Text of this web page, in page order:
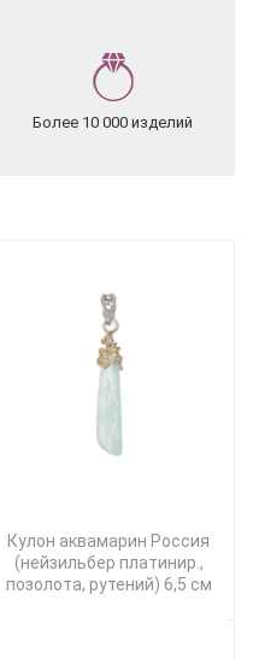
Более 10 000 изделий
Кулон аквамарин Россия
(нейзильбер платинир.,
позолота, рутений) 6,5 см